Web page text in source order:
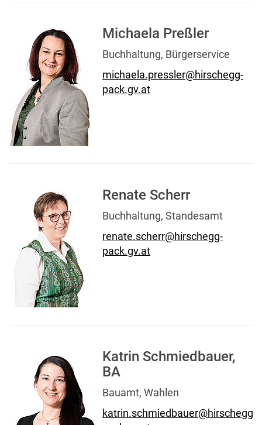
Michaela Preßler
Buchhaltung, Bürgerservice
michaela.pressler@hirschegg-
pack.gv.at
Renate Scherr
Buchhaltung, Standesamt
renate.scherr@hirschegg-
pack.gv.at
Katrin Schmiedbauer,
BA
Bauamt, Wahlen
katrin.schmiedbauer@hirschegg-